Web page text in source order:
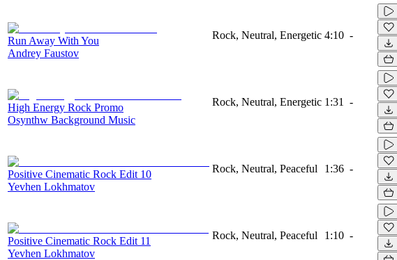
Run Away With You
Andrey Faustov
Rock, Neutral, Energetic 4:10 -
High Energy Rock Promo
Osynthw Background Music
Rock, Neutral, Energetic 1:31 -
Positive Cinematic Rock Edit 10
Yevhen Lokhmatov
Rock, Neutral, Peaceful 1:36 -
Positive Cinematic Rock Edit 11
Yevhen Lokhmatov
Rock, Neutral, Peaceful 1:10 -